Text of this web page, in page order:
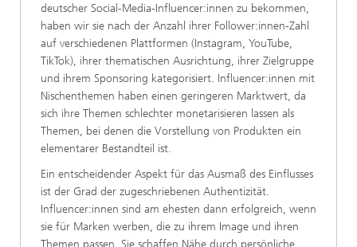
deutscher Social-Media-Influencer:innen zu bekommen,
haben wir sie nach der Anzahl ihrer Follower:innen-Zahl
auf verschiedenen Plattformen (Instagram, YouTube,
TikTok), ihrer thematischen Ausrichtung, ihrer Zielgruppe
und ihrem Sponsoring kategorisiert. Influencer:innen mit
Nischenthemen haben einen geringeren Marktwert, da
sich ihre Themen schlechter monetarisieren lassen als
Themen, bei denen die Vorstellung von Produkten ein
elementarer Bestandteil ist.
Ein entscheidender Aspekt für das Ausmaß des Einflusses
ist der Grad der zugeschriebenen Authentizität.
Influencer:innen sind am ehesten dann erfolgreich, wenn
sie für Marken werben, die zu ihrem Image und ihren
Themen passen. Sie schaffen Nähe durch persönliche